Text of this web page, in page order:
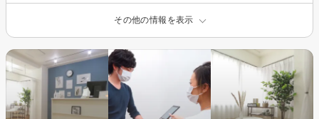
その他の情報を表示